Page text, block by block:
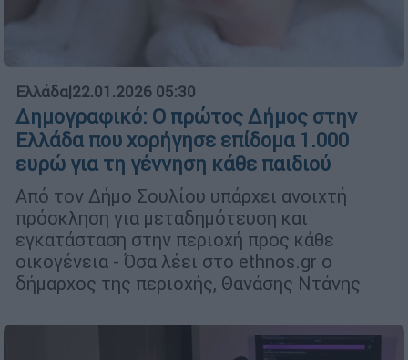
Ελλάδα|22.01.2026 05:30
Δημογραφικό: Ο πρώτος Δήμος στην
Ελλάδα που χορήγησε επίδομα 1.000
ευρώ για τη γέννηση κάθε παιδιού
Από τον Δήμο Σουλίου υπάρχει ανοιχτή
πρόσκληση για μεταδημότευση και
εγκατάσταση στην περιοχή προς κάθε
οικογένεια - Όσα λέει στο ethnos.gr ο
δήμαρχος της περιοχής, Θανάσης Ντάνης